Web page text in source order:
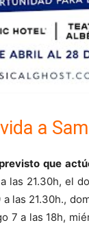
a Sam
que
las 21.30h, el
a las 21.30h.,
7 a las 18h,